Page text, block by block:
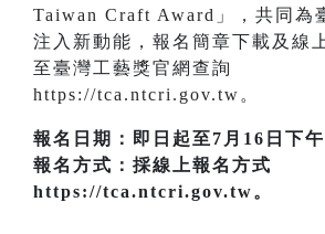
Taiwan Craft Award」，共同為
注入新動能，報名簡章下載及線
至臺灣工藝獎官網查詢
https://tca.ntcri.gov.tw。
報名日期：即日起至7月16日下午
報名方式：採線上報名方式
https://tca.ntcri.gov.tw。